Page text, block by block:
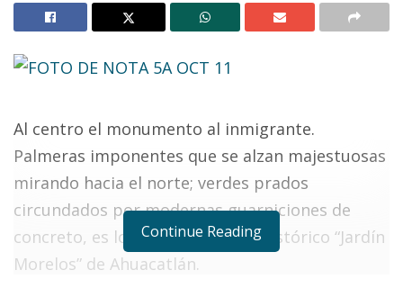
Al centro el monumento al inmigrante.
Palmeras imponentes que se alzan majestuosas
mirando hacia el norte; verdes prados
circundados por modernas guarniciones de
concreto, es lo que distingue al histórico “Jardín
Morelos” de Ahuacatlán.
Continue Reading